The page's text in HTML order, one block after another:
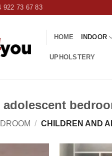
922 73 67 83
HOME INDOOR
UPHOLSTERY
/ CHILDREN AND